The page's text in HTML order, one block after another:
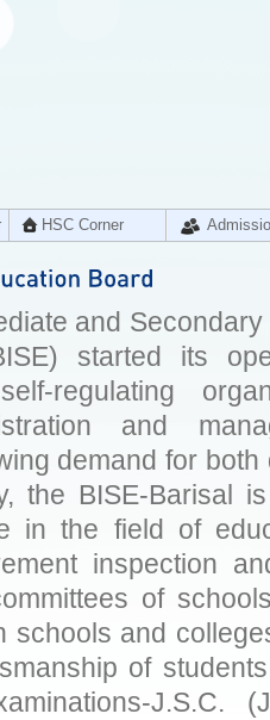
HSC Corner
and
started its
regulating
and
demand for
the BISE-Barisal
in the field of
inspection
of
schools and
of
J.S.C.